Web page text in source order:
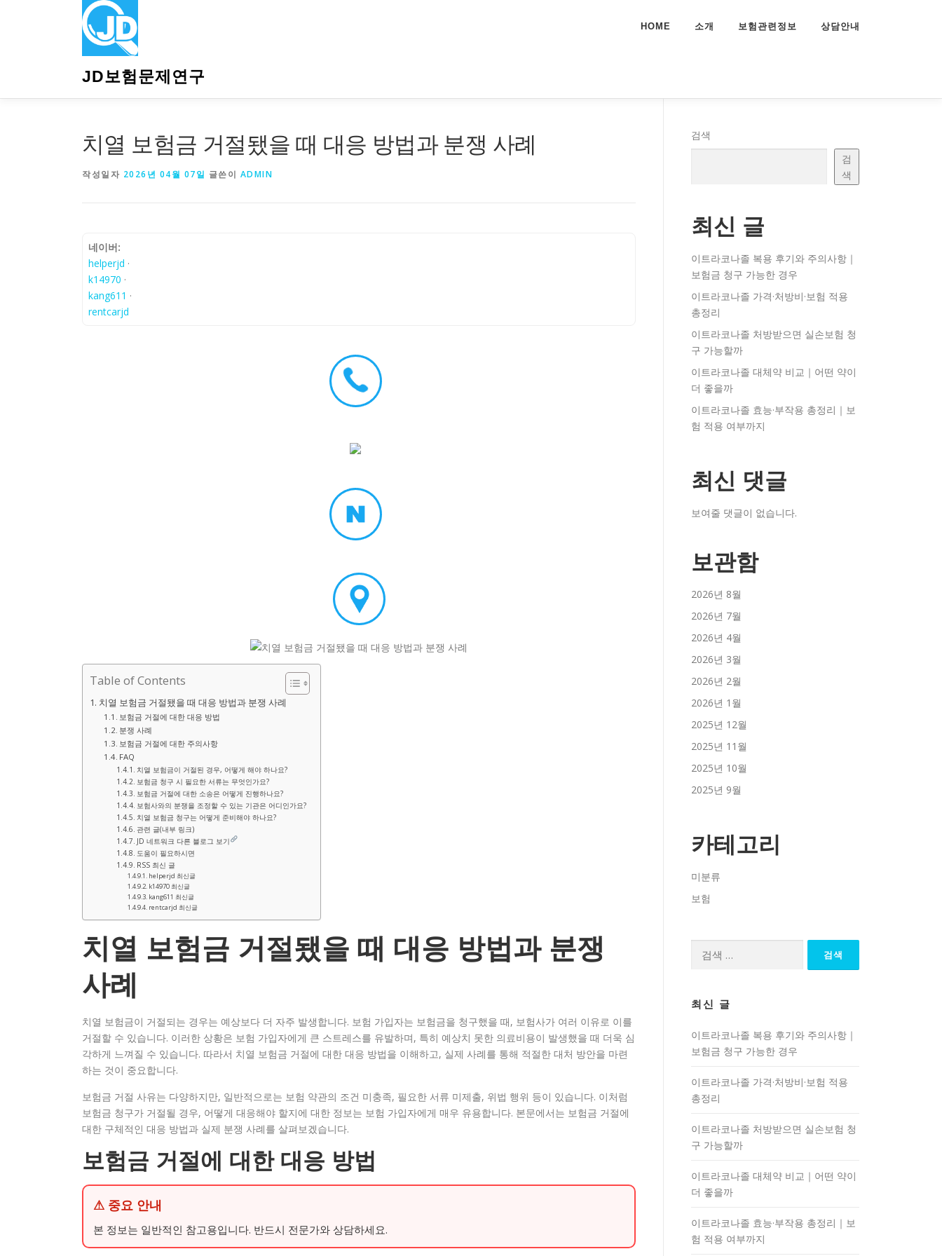
JD보험문제연구
HOME 소개 보험관련정보 상담안내
치열 보험금 거절됐을 때 대응 방법과 분쟁 사례
작성일자 2026년 04월 07일 글쓴이 ADMIN
네이버:
helperjd ·
k14970 ·
kang611 ·
rentcarjd
Table of Contents
치열 보험금 거절됐을 때 대응 방법과 분쟁 사례
보험금 거절에 대한 대응 방법
분쟁 사례
보험금 거절에 대한 주의사항
FAQ
치열 보험금이 거절된 경우, 어떻게 해야 하나요?
보험금 청구 시 필요한 서류는 무엇인가요?
보험금 거절에 대한 소송은 어떻게 진행하나요?
보험사와의 분쟁을 조정할 수 있는 기관은 어디인가요?
치열 보험금 청구는 어떻게 준비해야 하나요?
관련 글(내부 링크)
JD 네트워크 다른 블로그 보기
도움이 필요하시면
RSS 최신 글
helperjd 최신글
k14970 최신글
kang611 최신글
rentcarjd 최신글
치열 보험금 거절됐을 때 대응 방법과 분쟁
사례
치열 보험금이 거절되는 경우는 예상보다 더 자주 발생합니다. 보험 가입자는 보험금을 청구했을 때, 보험사가 여러 이유로 이를
거절할 수 있습니다. 이러한 상황은 보험 가입자에게 큰 스트레스를 유발하며, 특히 예상치 못한 의료비용이 발생했을 때 더욱 심
각하게 느껴질 수 있습니다. 따라서 치열 보험금 거절에 대한 대응 방법을 이해하고, 실제 사례를 통해 적절한 대처 방안을 마련
하는 것이 중요합니다.
보험금 거절 사유는 다양하지만, 일반적으로는 보험 약관의 조건 미충족, 필요한 서류 미제출, 위법 행위 등이 있습니다. 이처럼
보험금 청구가 거절될 경우, 어떻게 대응해야 할지에 대한 정보는 보험 가입자에게 매우 유용합니다. 본문에서는 보험금 거절에
대한 구체적인 대응 방법과 실제 분쟁 사례를 살펴보겠습니다.
보험금 거절에 대한 대응 방법
⚠ 중요 안내
본 정보는 일반적인 참고용입니다. 반드시 전문가와 상담하세요.
검색
검
색
최신 글
이트라코나졸 복용 후기와 주의사항｜
보험금 청구 가능한 경우
이트라코나졸 가격·처방비·보험 적용
총정리
이트라코나졸 처방받으면 실손보험 청
구 가능할까
이트라코나졸 대체약 비교｜어떤 약이
더 좋을까
이트라코나졸 효능·부작용 총정리｜보
험 적용 여부까지
최신 댓글
보여줄 댓글이 없습니다.
보관함
2026년 8월
2026년 7월
2026년 4월
2026년 3월
2026년 2월
2026년 1월
2025년 12월
2025년 11월
2025년 10월
2025년 9월
카테고리
미분류
보험
최신 글
이트라코나졸 복용 후기와 주의사항｜
보험금 청구 가능한 경우
이트라코나졸 가격·처방비·보험 적용
총정리
이트라코나졸 처방받으면 실손보험 청
구 가능할까
이트라코나졸 대체약 비교｜어떤 약이
더 좋을까
이트라코나졸 효능·부작용 총정리｜보
험 적용 여부까지